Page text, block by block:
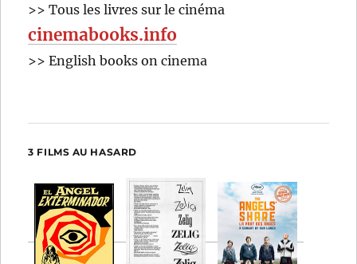
>> Tous les livres sur le cinéma
cinemabooks.info
>> English books on cinema
3 FILMS AU HASARD